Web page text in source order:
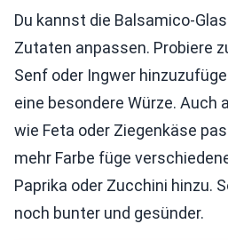
Du kannst die Balsamico-
Zutaten anpassen. Probiere
Senf oder Ingwer
eine besondere Würze. Auch
wie Feta oder Ziegenkäse
mehr Farbe füge
Paprika oder Zucchini hinzu.
noch bunter und gesünder.